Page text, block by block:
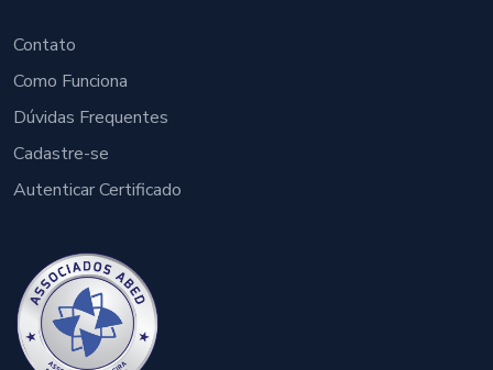
Contato
Como Funciona
Dúvidas Frequentes
Cadastre-se
Autenticar Certificado